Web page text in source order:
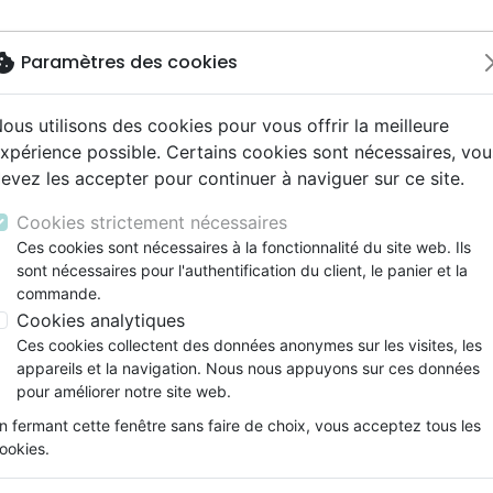
NouveautésBibles
Testaments
Etude biblique
Segond 21
Segond
NEG
Livres
Bandes dessinées
Famille, couple
Souffrance, Relation d'aide
Santé
eBooks
Couple
Découverte de la foi
Méditations
Souffrance, Relation d'aide
Psychologie
Jeunesse
ans
Adolescents, jeunes
Bibles jeunesse
Latino, Folk
Soul
Rap, Hip-hop
Instrumental
Louange, Adoration
Hardrock, Métal
animés
conférences
Films, fiction
Documentaires, reportages
Jeux
Accessoires de Bible
Papeterie
: Par page :
Paramètres des cookies
utilisons des cookies pour vous offrir la meilleure
possible. Certains cookies sont nécessaires,
les accepter pour continuer à naviguer sur ce site.
Cookies strictement nécessaires
Ces cookies sont nécessaires à la fonctionnalité du site web. Ils
sont nécessaires pour l'authentification du client, le panier et la
commande.
Cookies analytiques
Ces cookies collectent des données anonymes sur les visites, les
appareils et la navigation. Nous nous appuyons sur ces données
pour améliorer notre site web.
fermant cette fenêtre sans faire de choix, vous acceptez tous les